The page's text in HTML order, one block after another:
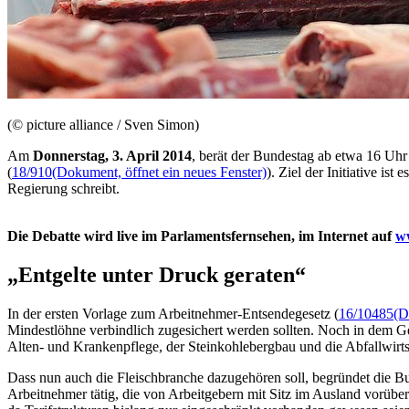
(© picture alliance / Sven Simon)
Am Donnerstag, 3. April 2014, berät der Bundestag ab etwa 16
(18/910(Dokument, öffnet ein neues Fenster)). Ziel der Initiative ist
Regierung schreibt.
Die Debatte wird live im Parlamentsfernsehen, im Internet auf
„Entgelte unter Druck geraten“
In der ersten Vorlage zum Arbeitnehmer-Entsendegesetz (16/10485
Mindestlöhne verbindlich zugesichert werden sollten. Noch in dem
Alten- und Krankenpflege, der Steinkohlebergbau und die
Dass nun auch die Fleischbranche dazugehören soll, begründet die
Arbeitnehmer tätig, die von Arbeitgebern mit Sitz im Ausland